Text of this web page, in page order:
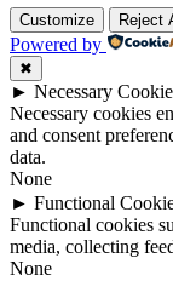
Customize Reject
Powered by
✖
► Necessary
Necessary cookies
and consent
data.
None
► Functional
Functional cookies
media, collecting
None